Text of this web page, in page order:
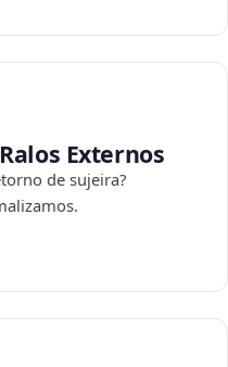
Externos
de sujeira?